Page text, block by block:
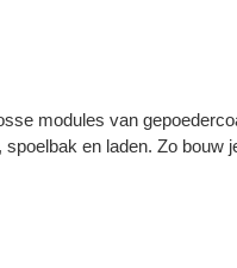
modules van
en laden. Zo bouw
en afwerking die je van
met alles erop en